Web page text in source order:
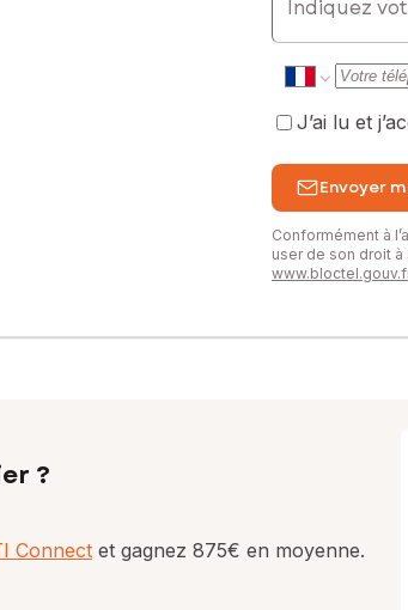
J’ai lu et
Envoyer
Conformément à
user de son droit
?
Connect et gagnez 875€ en moyenne.